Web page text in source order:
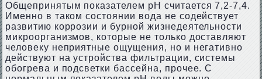
Общепринятым показателем pH считается 7,2-7,4.
Именно в таком состоянии вода не содействует
развитию коррозии и бурной жизнедеятельности
микроорганизмов, которые не только доставляют
человеку неприятные ощущения, но и негативно
действуют на устройства фильтрации, системы
обогрева и подсветки бассейна, прочее. С